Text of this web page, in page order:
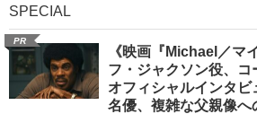
SPECIAL
PR
《映画『Michael／マ
フ・ジャクソン役、
オフィシャルインタビ
名優、複雑な父親像へ